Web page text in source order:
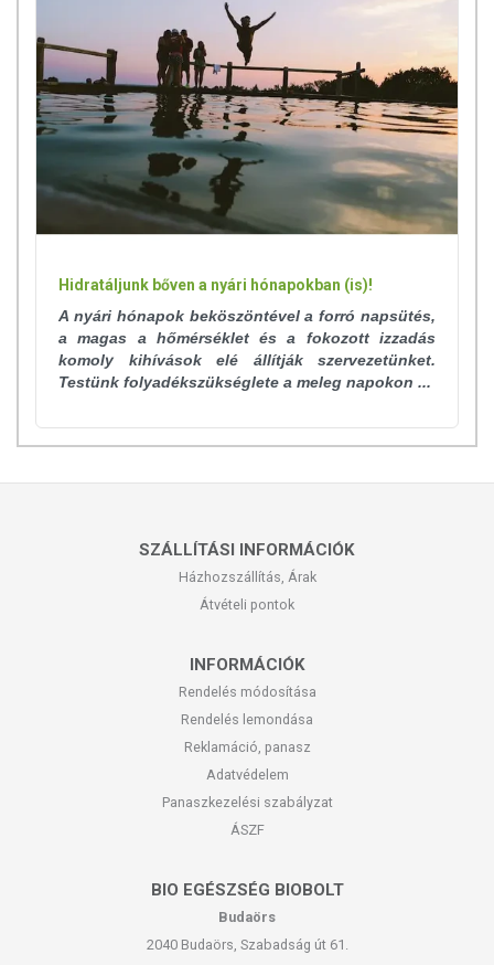
Hidratáljunk bőven a nyári hónapokban (is)!
A nyári hónapok beköszöntével a forró napsütés,
a magas a hőmérséklet és a fokozott izzadás
komoly kihívások elé állítják szervezetünket.
Testünk folyadékszükséglete a meleg napokon ...
SZÁLLÍTÁSI INFORMÁCIÓK
Házhozszállítás, Árak
Átvételi pontok
INFORMÁCIÓK
Rendelés módosítása
Rendelés lemondása
Reklamáció, panasz
Adatvédelem
Panaszkezelési szabályzat
ÁSZF
BIO EGÉSZSÉG BIOBOLT
Budaörs
2040 Budaörs, Szabadság út 61.